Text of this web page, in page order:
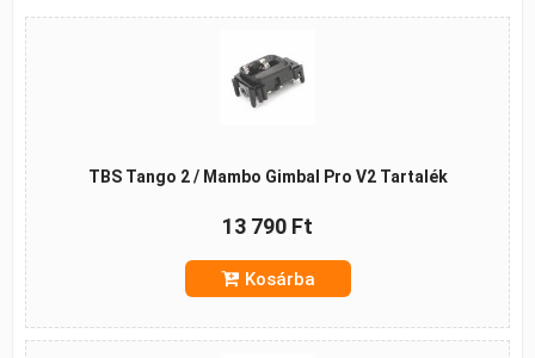
TBS Tango 2 / Mambo Gimbal Pro V2 Tartalék
13 790 Ft
Kosárba